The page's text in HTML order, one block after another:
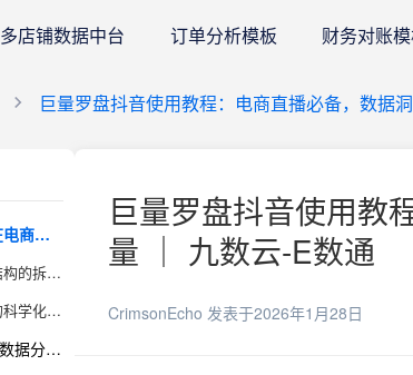
多店铺数据中台 订单分析模板 财务对账
巨量罗盘抖音使用教程：电商直播必备，数据
一、巨量罗盘在电商直播流量与运营决策中的核心作用
1. 电商直播流量结构的拆解与洞察
2. 电商运营决策的科学化升级
二、巨量罗盘高阶数据分析功能的实操技巧与案例
巨量罗盘抖音使用教
量 ｜ 九数云-E数通
CrimsonEcho 发表于2026年1月28日